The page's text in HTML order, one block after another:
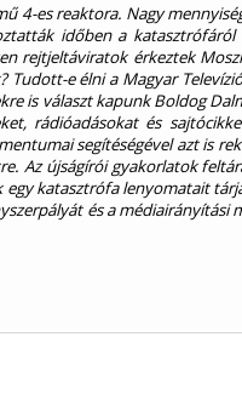
es reaktora. Nagy
időben a
érkeztek
e élni a Magyar
is választ kapunk Boldog
rádióadásokat és
segítéségével azt is
Az újságírói gyakorlatok
katasztrófa lenyomatait
és a